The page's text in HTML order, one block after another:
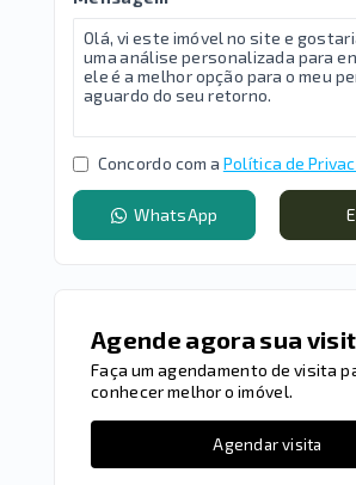
Concordo com a Política de
WhatsApp
Agende agora sua
Faça um agendamento de visita
conhecer melhor o imóvel.
Agendar visita